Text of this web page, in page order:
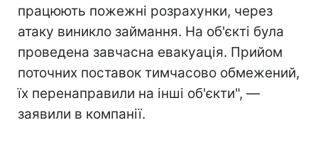
працюють пожежні розрахунки, через
атаку виникло займання. На об'єкті була
проведена завчасна евакуація. Прийом
поточних поставок тимчасово обмежений,
їх перенаправили на інші об'єкти", —
заявили в компанії.